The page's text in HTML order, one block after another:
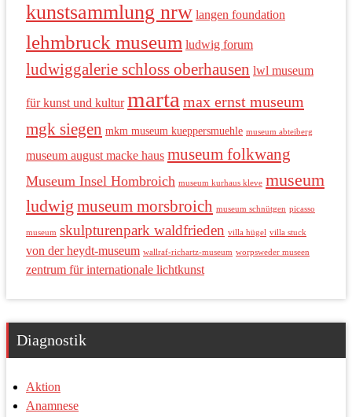
kunstsammlung nrw langen foundation
lehmbruck museum ludwig forum
ludwiggalerie schloss oberhausen lwl museum
für kunst und kultur martamax ernst museum
mgk siegen mkm museum kueppersmuehle museum abteiberg
museum august macke haus museum folkwang
Museum Insel Hombroich museum kurhaus kleve museum
ludwig museum morsbroich museum schnütgen picasso
museum skulpturenpark waldfrieden villa hügel villa stuck
von der heydt-museum wallraf-richartz-museum worpsweder museen
zentrum für internationale lichtkunst
Diagnostik
Aktion
Anamnese